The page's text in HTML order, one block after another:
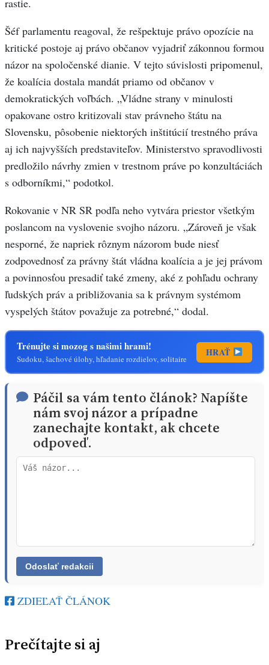
rastie.
Šéf parlamentu reagoval, že rešpektuje právo opozície na
kritické postoje aj právo občanov vyjadriť zákonnou formou
názor na spoločenské dianie. V tejto súvislosti pripomenul,
že koalícia dostala mandát priamo od občanov v
demokratických voľbách. „Vládne strany v minulosti
opakovane ostro kritizovali stav právneho štátu na
Slovensku, pôsobenie niektorých inštitúcií trestného práva
aj ich najvyšších predstaviteľov. Ministerstvo spravodlivosti
predložilo návrhy zmien v trestnom práve po konzultáciách
s odborníkmi,“ podotkol.
Rokovanie v NR SR podľa neho vytvára priestor všetkým
poslancom na vyslovenie svojho názoru. „Zároveň je však
nesporné, že napriek rôznym názorom bude niesť
zodpovednosť za právny štát vládna koalícia a je jej právom
a povinnosťou presadiť také zmeny, aké z pohľadu ochrany
ľudských práv a približovania sa k právnym systémom
vyspelých štátov považuje za potrebné,“ dodal.
Trénujte si mozog s našimi hrami!
Sudoku, šachové úlohy, hľadanie rozdielov, solitaire
HRAŤ
Páčil sa vám tento článok? Napíšte
nám svoj názor a prípadne
zanechajte kontakt, ak chcete
odpoveď.
ZDIEĽAŤ ČLÁNOK
Prečítajte si aj